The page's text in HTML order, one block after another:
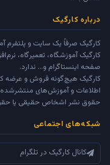
درباره کارگیک
کارگیک صرفاً یک سایت و پلتفرم
کارگیک آموزشگاه، تعمیرگاه،
صفحه اینستاگرام و... ندارد.
کارگیک هیچ‌گونه فروش و عرضه
اطلاعات و آموزش‌های
حقوق نشر اشخاص حقیقی یا
شبکه‌های اجتماعی
کانال کارگیک در تلگرام